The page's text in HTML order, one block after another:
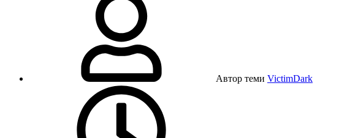
Автор теми VictimDark